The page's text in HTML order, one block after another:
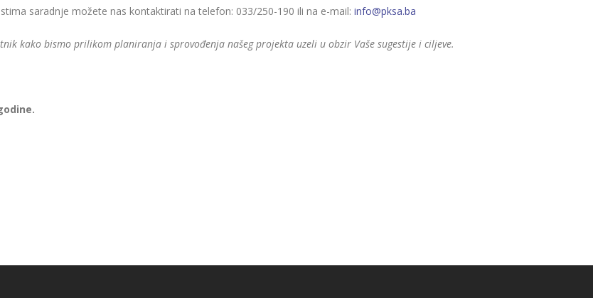
saradnje možete nas kontaktirati na telefon: 033/250-190 ili na e-mail: info@pksa.ba
kako bismo prilikom planiranja i sprovođenja našeg projekta uzeli u obzir Vaše sugestije i ciljeve.